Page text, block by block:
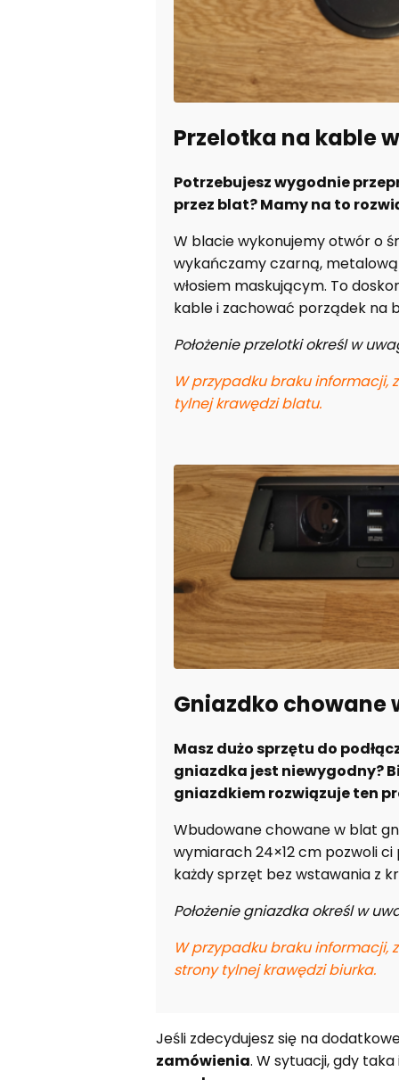
Przelotka na kable
Potrzebujesz wygodnie
przez blat? Mamy na to
W blacie wykonujemy otwór o
wykańczamy czarną,
włosiem maskującym. To
kable i zachować porządek na
Położenie przelotki określ w
W przypadku braku informacji,
tylnej krawędzi blatu.
Gniazdko chowane
Masz dużo sprzętu do
gniazdka jest niewygodny?
gniazdkiemrozwiązuje ten
Wbudowane chowane w blat
wymiarach 24×12 cm pozwoli ci
każdy sprzęt bez wstawania z
Położenie gniazdka określ w
W przypadku braku informacji,
strony tylnej krawędzi biurka.
Jeśli zdecydujesz się na
zamówienia. W sytuacji, gdy